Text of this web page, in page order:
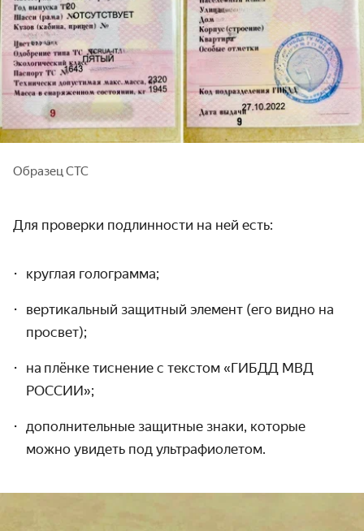
Образец СТС
Для проверки подлинности на ней есть:
круглая голограмма;
вертикальный защитный элемент (его видно на
просвет);
на плёнке тиснение с текстом «ГИБДД МВД
РОССИИ»;
дополнительные защитные знаки, которые
можно увидеть под ультрафиолетом.